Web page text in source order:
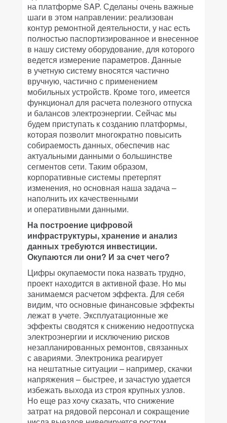
на платформе SAP. Сделаны очень важные
шаги в этом направлении: реализован
контур ремонтной деятельности, у нас есть
полностью паспортизированное и внесенное
в нашу систему оборудование, для которого
ведется измерение параметров. Данные
в учетную систему вносятся частично
вручную, частично с применением
мобильных устройств. Кроме того, имеется
функционал для расчета полезного отпуска
и балансов электроэнергии. Сейчас мы
будем приступать к созданию платформы,
которая позволит многократно повысить
собираемость данных, обеспечив нас
актуальными данными о большинстве
сегментов сети. Таким образом,
корпоративные системы претерпят
изменения, но основная наша задача –
наполнить их качественными
и оперативными данными.
На построение цифровой
инфраструктуры, хранение и анализ
данных требуются инвестиции.
Окупаются ли они? И за счет чего?
Цифры окупаемости пока назвать трудно,
проект находится в активной фазе. Но мы
занимаемся расчетом эффекта. Для себя
видим, что основные финансовые эффекты
лежат в учете. Эксплуатационные же
эффекты сводятся к снижению недоотпуска
электроэнергии и исключению рисков
незапланированных ремонтов, связанных
с авариями. Электроника реагирует
на нештатные ситуации – например, скачки
напряжения – быстрее, и зачастую удается
избежать выхода из строя крупных узлов.
Но еще раз хочу сказать, что снижение
затрат на рядовой персонал и сокращение